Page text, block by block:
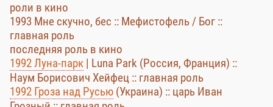
роли в кино
1993 Мне скучно, бес :: Мефистофель / Бог ::
главная роль
последняя роль в кино
1992 Луна-парк | Luna Park (Россия, Франция) ::
Наум Борисович Хейфец :: главная роль
1992 Гроза над Русью (Украина) :: царь Иван